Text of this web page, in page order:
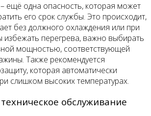
ещё одна опасность, которая может
его срок службы. Это происходит,
без должного охлаждения или при
избежать перегрева, важно выбирать
мощностью, соответствующей
Также рекомендуется
которая автоматически
слишком высоких температурах.
обслуживание